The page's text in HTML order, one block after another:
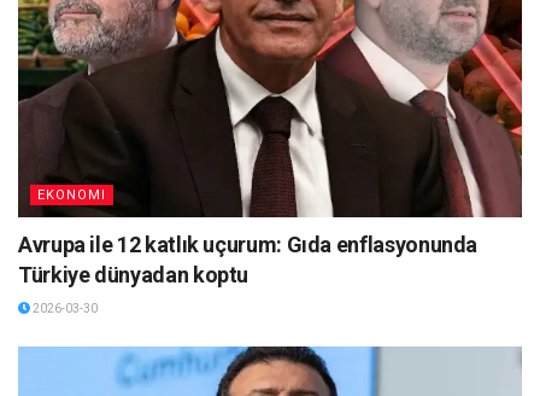
EKONOMI
Avrupa ile 12 katlık uçurum: Gıda enflasyonunda
Türkiye dünyadan koptu
2026-03-30